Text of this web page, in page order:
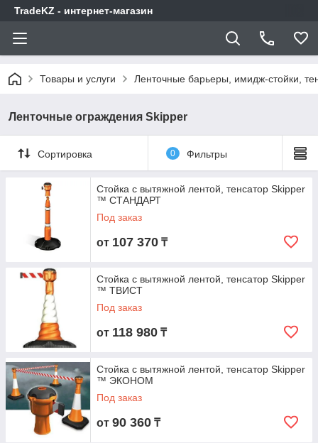
TradeKZ - интернет-магазин
Товары и услуги Ленточные барьеры, имидж-стойки,
Ленточные ограждения Skipper
Сортировка 0 Фильтры
Стойка с вытяжной лентой, тенсатор Skipper
™ СТАНДАРТ
Под заказ
от 107 370 ₸
Стойка с вытяжной лентой, тенсатор Skipper
™ ТВИСТ
Под заказ
от 118 980 ₸
Стойка с вытяжной лентой, тенсатор Skipper
™ ЭКОНОМ
Под заказ
от 90 360 ₸